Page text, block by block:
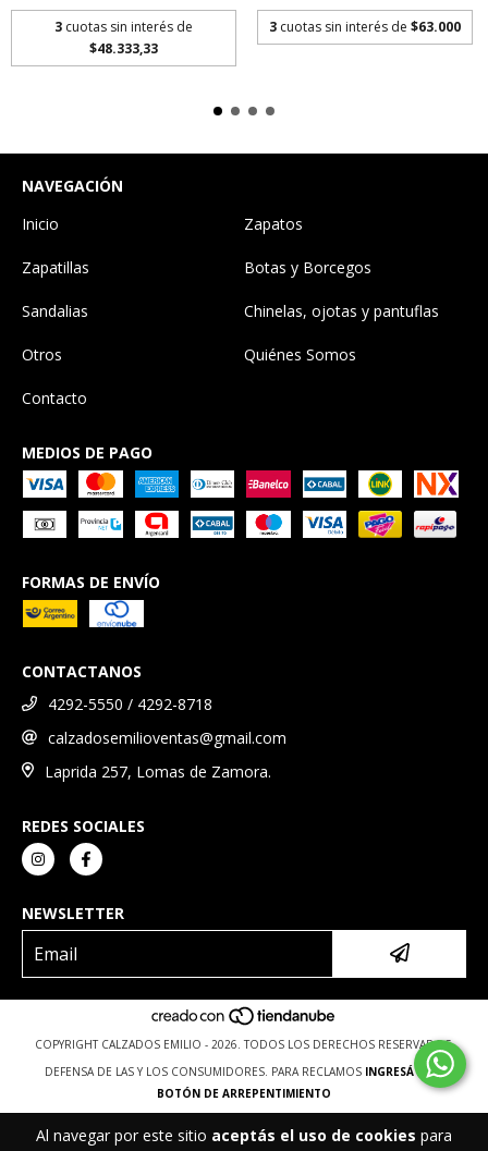
Al navegar por este sitio aceptás el uso de cookies para
3 cuotas sin interés de
$48.333,33
3 cuotas sin interés de $63.000
NAVEGACIÓN
Inicio
Zapatos
Zapatillas Botas y Borcegos
Sandalias Chinelas, ojotas y pantuflas
Otros Quiénes Somos
Contacto
MEDIOS DE PAGO
FORMAS DE ENVÍO
CONTACTANOS
4292-5550 / 4292-8718
calzadosemilioventas@gmail.com
Laprida 257, Lomas de Zamora.
REDES SOCIALES
NEWSLETTER
COPYRIGHT CALZADOS EMILIO - 2026. TODOS LOS DERECHOS RESERVADOS.
DEFENSA DE LAS Y LOS CONSUMIDORES. PARA RECLAMOS INGRESÁ ACÁ.
BOTÓN DE ARREPENTIMIENTO